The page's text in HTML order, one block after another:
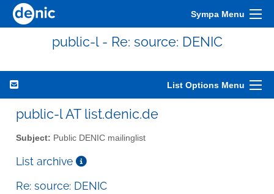
Sympa Menu
public-l - Re: source: DENIC
List Options Menu
public-l AT list.denic.de
Subject: Public DENIC mailinglist
List archive
Re: source: DENIC